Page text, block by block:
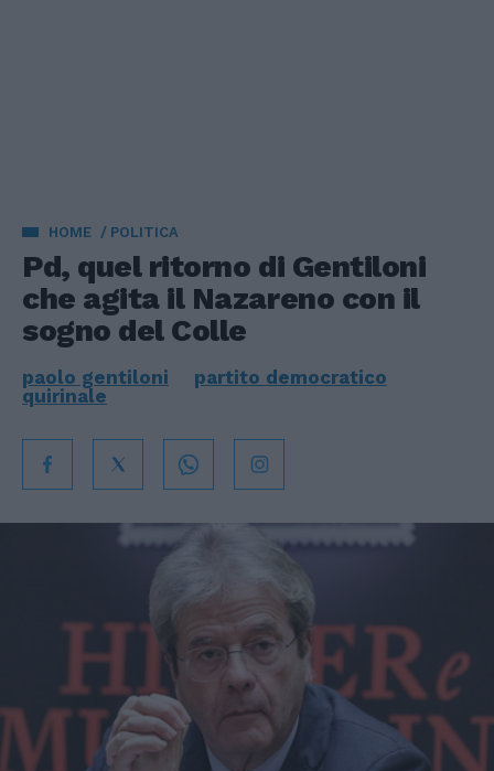
HOME POLITICA
Pd, quel ritorno di Gentiloni
che agita il Nazareno con il
sogno del Colle
paolo gentiloni
partito democratico
quirinale